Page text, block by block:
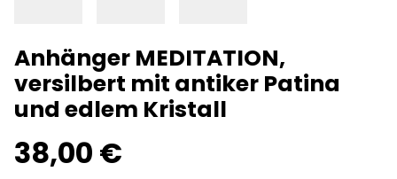
Anhänger MEDITATION,
versilbert mit antiker Patina
und edlem Kristall
38,00 €